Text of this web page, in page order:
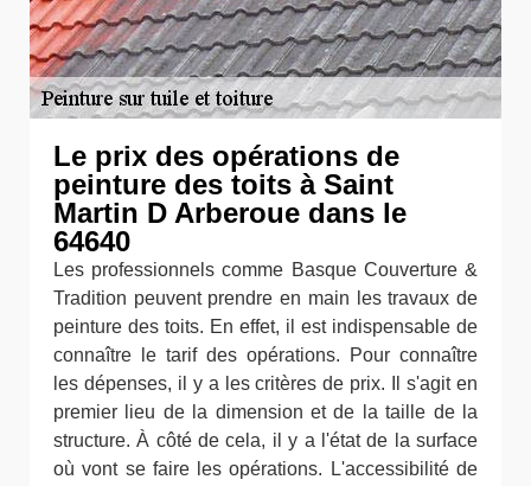
Le prix des opérations de
peinture des toits à Saint
Martin D Arberoue dans le
64640
Les professionnels comme Basque Couverture &
Tradition peuvent prendre en main les travaux de
peinture des toits. En effet, il est indispensable de
connaître le tarif des opérations. Pour connaître
les dépenses, il y a les critères de prix. Il s'agit en
premier lieu de la dimension et de la taille de la
structure. À côté de cela, il y a l'état de la surface
où vont se faire les opérations. L'accessibilité de